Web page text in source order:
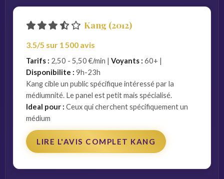
Kang (2012)
3.5/5 sur 1 500 avis
Tarifs : 2,50 - 5,50 €/min | Voyants : 60+ |
Disponibilite : 9h-23h
Kang cible un public spécifique intéressé par la
médiumnité. Le panel est petit mais spécialisé.
Ideal pour : Ceux qui cherchent spécifiquement un
médium
LIRE L'AVIS COMPLET KANG